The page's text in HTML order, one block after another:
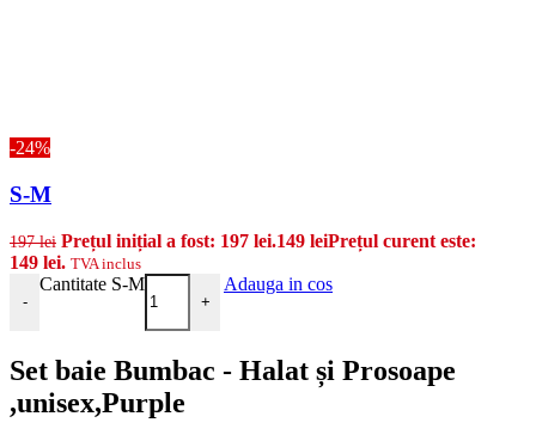
-24%
S-M
197lei Prețul inițial a fost: 197 lei.149 leiPrețul curent este:
149 lei. TVA inclus
-
Cantitate S-M
+
Adauga in cos
Set baie Bumbac - Halat și Prosoape
,unisex,Purple